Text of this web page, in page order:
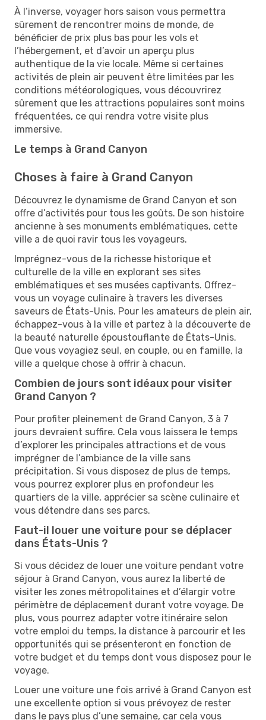
À l’inverse, voyager hors saison vous permettra
sûrement de rencontrer moins de monde, de
bénéficier de prix plus bas pour les vols et
l’hébergement, et d’avoir un aperçu plus
authentique de la vie locale. Même si certaines
activités de plein air peuvent être limitées par les
conditions météorologiques, vous découvrirez
sûrement que les attractions populaires sont moins
fréquentées, ce qui rendra votre visite plus
immersive.
Le temps à Grand Canyon
Choses à faire à Grand Canyon
Découvrez le dynamisme de Grand Canyon et son
offre d’activités pour tous les goûts. De son histoire
ancienne à ses monuments emblématiques, cette
ville a de quoi ravir tous les voyageurs.
Imprégnez-vous de la richesse historique et
culturelle de la ville en explorant ses sites
emblématiques et ses musées captivants. Offrez-
vous un voyage culinaire à travers les diverses
saveurs de États-Unis. Pour les amateurs de plein air,
échappez-vous à la ville et partez à la découverte de
la beauté naturelle époustouflante de États-Unis.
Que vous voyagiez seul, en couple, ou en famille, la
ville a quelque chose à offrir à chacun.
Combien de jours sont idéaux pour visiter
Grand Canyon ?
Pour profiter pleinement de Grand Canyon, 3 à 7
jours devraient suffire. Cela vous laissera le temps
d’explorer les principales attractions et de vous
imprégner de l’ambiance de la ville sans
précipitation. Si vous disposez de plus de temps,
vous pourrez explorer plus en profondeur les
quartiers de la ville, apprécier sa scène culinaire et
vous détendre dans ses parcs.
Faut-il louer une voiture pour se déplacer
dans États-Unis ?
Si vous décidez de louer une voiture pendant votre
séjour à Grand Canyon, vous aurez la liberté de
visiter les zones métropolitaines et d’élargir votre
périmètre de déplacement durant votre voyage. De
plus, vous pourrez adapter votre itinéraire selon
votre emploi du temps, la distance à parcourir et les
opportunités qui se présenteront en fonction de
votre budget et du temps dont vous disposez pour le
voyage.
Louer une voiture une fois arrivé à Grand Canyon est
une excellente option si vous prévoyez de rester
dans le pays plus d’une semaine, car cela vous